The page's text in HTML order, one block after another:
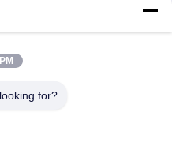
এলইডিএস / এম 12 ভি এলইডি সিওবি
/ ডব্লু 12 ডাব্লু নমনীয় সিওবি
for?